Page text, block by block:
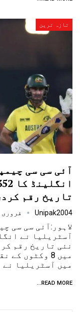
تازہ ترین
آئی سی سی
تاریخ رقم
Unipak2004 فروری 23, 2025
لاہور:آئی سی سی
میں آسٹریلیا نے ہدف
READ MORE...